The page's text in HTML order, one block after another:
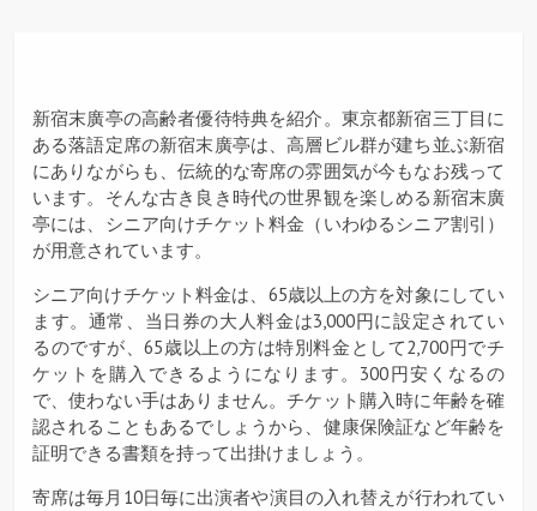
新宿末廣亭の高齢者優待特典を紹介。東京都新宿三丁目に
ある落語定席の新宿末廣亭は、高層ビル群が建ち並ぶ新宿
にありながらも、伝統的な寄席の雰囲気が今もなお残って
います。そんな古き良き時代の世界観を楽しめる新宿末廣
亭には、シニア向けチケット料金（いわゆるシニア割引）
が用意されています。
シニア向けチケット料金は、65歳以上の方を対象にしてい
ます。通常、当日券の大人料金は3,000円に設定されてい
るのですが、65歳以上の方は特別料金として2,700円でチ
ケットを購入できるようになります。300円安くなるの
で、使わない手はありません。チケット購入時に年齢を確
認されることもあるでしょうから、健康保険証など年齢を
証明できる書類を持って出掛けましょう。
寄席は毎月10日毎に出演者や演目の入れ替えが行われてい